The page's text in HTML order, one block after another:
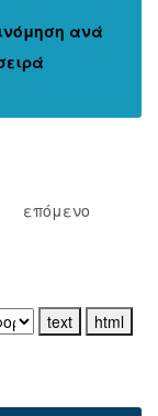
ανά
επόμενο